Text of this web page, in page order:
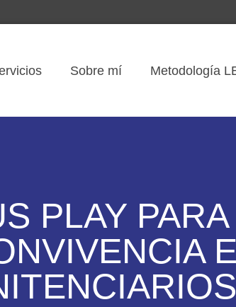
Sobre mí Metodología
PLAY PARA